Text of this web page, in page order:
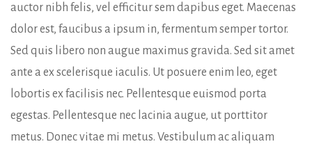
auctor nibh felis, vel efficitur sem dapibus eget. Maecenas
dolor est, faucibus a ipsum in, fermentum semper tortor.
Sed quis libero non augue maximus gravida. Sed sit amet
ante a ex scelerisque iaculis. Ut posuere enim leo, eget
lobortis ex facilisis nec. Pellentesque euismod porta
egestas. Pellentesque nec lacinia augue, ut porttitor
metus. Donec vitae mi metus. Vestibulum ac aliquam